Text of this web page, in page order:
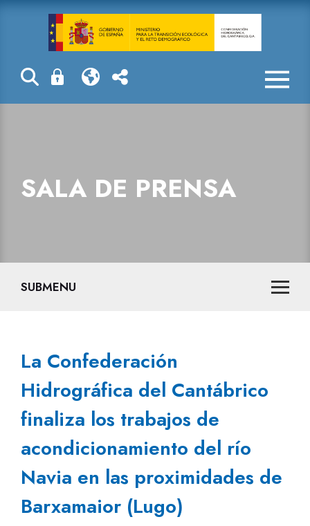
La
SALA DE PRENSA
SUBMENU
La Confederación
Hidrográfica del Cantábrico
finaliza los trabajos de
acondicionamiento del río
Navia en las proximidades de
Barxamaior (Lugo)